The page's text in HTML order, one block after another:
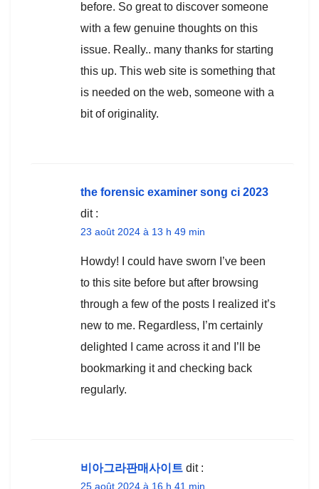
before. So great to discover someone
with a few genuine thoughts on this
issue. Really.. many thanks for starting
this up. This web site is something that
is needed on the web, someone with a
bit of originality.
the forensic examiner song ci 2023
dit :
23 août 2024 à 13 h 49 min
Howdy! I could have sworn I’ve been
to this site before but after browsing
through a few of the posts I realized it’s
new to me. Regardless, I’m certainly
delighted I came across it and I’ll be
bookmarking it and checking back
regularly.
비아그라판매사이트 dit :
25 août 2024 à 16 h 41 min